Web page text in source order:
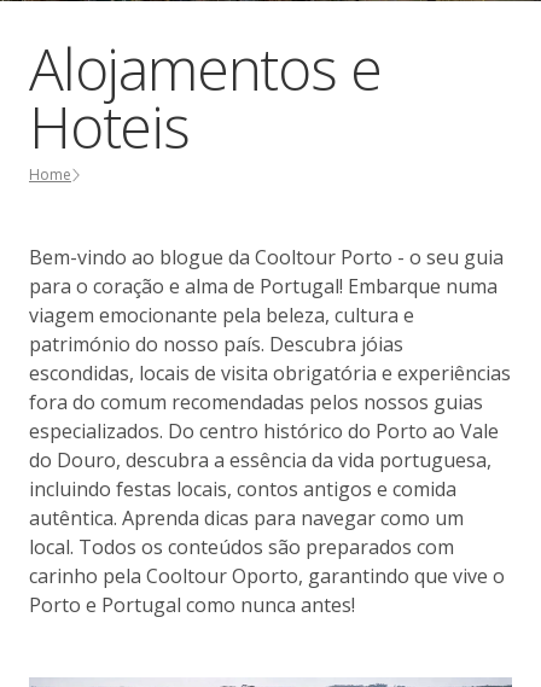
Alojamentos e
Hoteis
Home
Bem-vindo ao blogue da Cooltour Porto - o seu guia
para o coração e alma de Portugal! Embarque numa
viagem emocionante pela beleza, cultura e
património do nosso país. Descubra jóias
escondidas, locais de visita obrigatória e experiências
fora do comum recomendadas pelos nossos guias
especializados. Do centro histórico do Porto ao Vale
do Douro, descubra a essência da vida portuguesa,
incluindo festas locais, contos antigos e comida
autêntica. Aprenda dicas para navegar como um
local. Todos os conteúdos são preparados com
carinho pela Cooltour Oporto, garantindo que vive o
Porto e Portugal como nunca antes!